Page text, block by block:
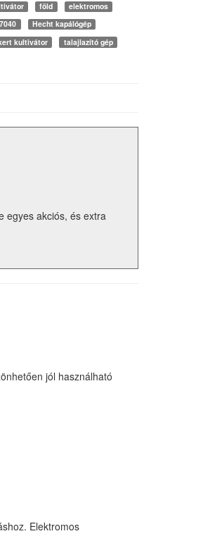
föld
elektromos
Hecht kapálógép
kultivátor
talajlazító gép
egyes akciós, és extra
jól használható
Elektromos